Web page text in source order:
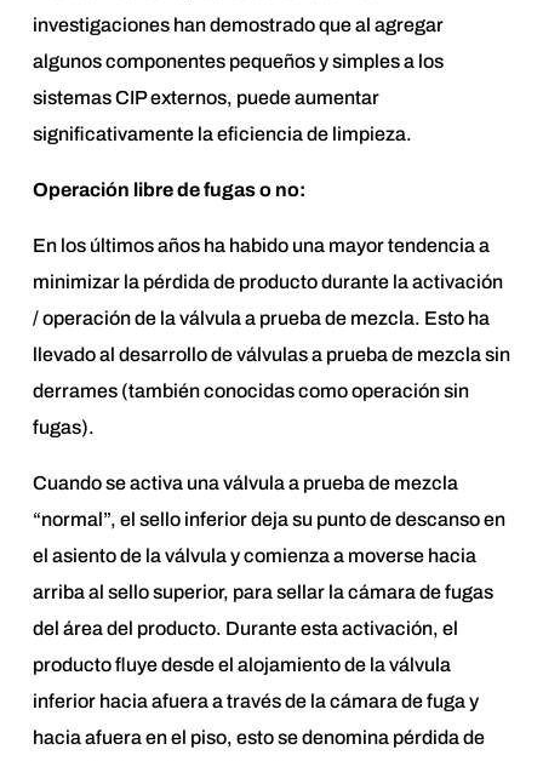
investigaciones han demostrado que al agregar
algunos componentes pequeños y simples a los
sistemas CIP externos, puede aumentar
significativamente la eficiencia de limpieza.
Operación libre de fugas o no:
En los últimos años ha habido una mayor tendencia a
minimizar la pérdida de producto durante la activación
/ operación de la válvula a prueba de mezcla. Esto ha
llevado al desarrollo de válvulas a prueba de mezcla sin
derrames (también conocidas como operación sin
fugas).
Cuando se activa una válvula a prueba de mezcla
“normal”, el sello inferior deja su punto de descanso en
el asiento de la válvula y comienza a moverse hacia
arriba al sello superior, para sellar la cámara de fugas
del área del producto. Durante esta activación, el
producto fluye desde el alojamiento de la válvula
inferior hacia afuera a través de la cámara de fuga y
hacia afuera en el piso, esto se denomina pérdida de